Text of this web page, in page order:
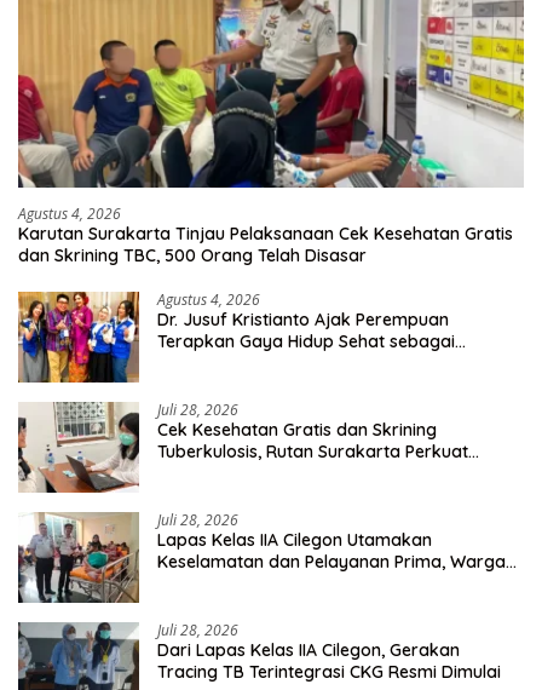
Agustus 4, 2026
Karutan Surakarta Tinjau Pelaksanaan Cek Kesehatan Gratis
dan Skrining TBC, 500 Orang Telah Disasar
Agustus 4, 2026
Dr. Jusuf Kristianto Ajak Perempuan
Terapkan Gaya Hidup Sehat sebagai
Juli 28, 2026
Cek Kesehatan Gratis dan Skrining
Tuberkulosis, Rutan Surakarta Perkuat
Juli 28, 2026
Lapas Kelas IIA Cilegon Utamakan
Keselamatan dan Pelayanan Prima, Warga
Juli 28, 2026
Dari Lapas Kelas IIA Cilegon, Gerakan
Tracing TB Terintegrasi CKG Resmi Dimulai